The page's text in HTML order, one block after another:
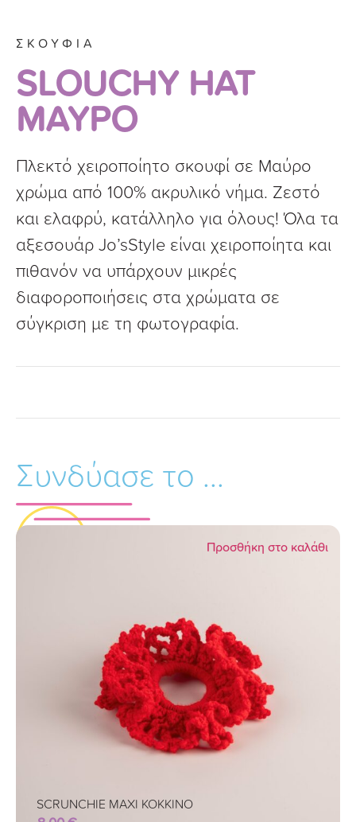
ΣΚΟΥΦΙΑ
SLOUCHY HAT
ΜΑΥΡΟ
Πλεκτό χειροποίητο σκουφί σε Μαύρο
χρώμα από 100% ακρυλικό νήμα. Ζεστό
και ελαφρύ, κατάλληλο για όλους! Όλα τα
αξεσουάρ Jo’sStyle είναι χειροποίητα και
πιθανόν να υπάρχουν μικρές
διαφοροποιήσεις στα χρώματα σε
σύγκριση με τη φωτογραφία.
Συνδύασε το ...
Προσθήκη στο καλάθι
SCRUNCHIE MAXI KOKKINO